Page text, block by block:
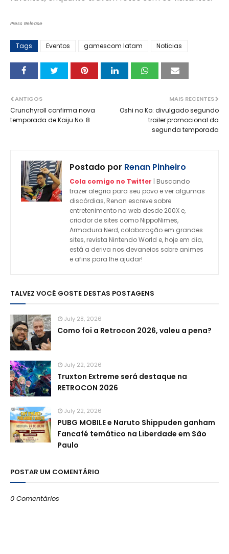
Press Release
Tags Eventos gamescom latam Noticias
MAIS RECENTES
Oshi no Ko: divulgado segundo
trailer promocional da
segunda temporada
ANTIGOS
Crunchyroll confirma nova
temporada de Kaiju No. 8
Postado por Renan Pinheiro
Cola comigo no Twitter | Buscando
trazer alegria para seu povo e ver algumas
discórdias, Renan escreve sobre
entretenimento na web desde 200X e,
criador de sites como NippoNimes,
Armadura Nerd, colaboração em grandes
sites, revista Nintendo World e, hoje em dia,
está a deriva nos devaneios sobre animes
e afins para lhe ajudar!
TALVEZ VOCÊ GOSTE DESTAS POSTAGENS
July 28, 2026
Como foi a Retrocon 2026, valeu a pena?
July 22, 2026
Truxton Extreme será destaque na
RETROCON 2026
July 22, 2026
PUBG MOBILE e Naruto Shippuden ganham
Fancafé temático na Liberdade em São
Paulo
POSTAR UM COMENTÁRIO
0 Comentários